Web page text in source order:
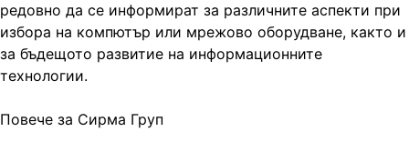
редовно да се информират за различните аспекти при
избора на компютър или мрежово оборудване, както и
за бъдещото развитие на информационните
технологии.
Повече за Сирма Груп